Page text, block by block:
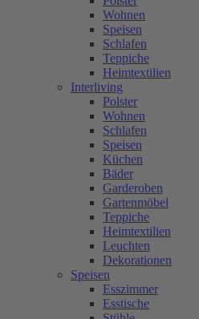
Wohnen
Speisen
Schlafen
Teppiche
Heimtextilien
Interliving
Polster
Wohnen
Schlafen
Speisen
Küchen
Bäder
Garderoben
Gartenmöbel
Teppiche
Heimtextilien
Leuchten
Dekorationen
Speisen
Esszimmer
Esstische